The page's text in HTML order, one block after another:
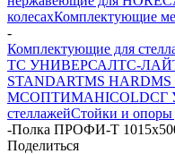
колесахКомплектующие
-
Комплектующие для
ТС УНИВЕРСАЛТС-
STANDARTMS HARDMS
МСОПТИМАHICOLDСГ
стеллажейСтойки и опоры
-Полка ПРОФИ-Т
Поделиться